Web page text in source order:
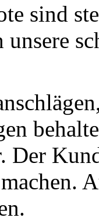
sind
unsere
Der